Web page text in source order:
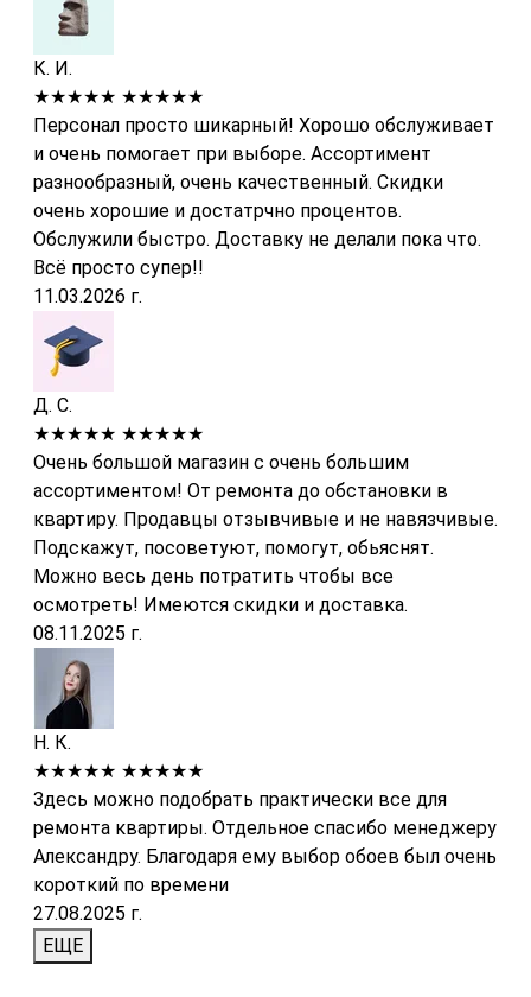
К. И.
★★★★★ ★★★★★
Персонал просто шикарный! Хорошо обслуживает
и очень помогает при выборе. Ассортимент
разнообразный, очень качественный. Скидки
очень хорошие и достатрчно процентов.
Обслужили быстро. Доставку не делали пока что.
Всё просто супер!!
11.03.2026 г.
Д. С.
★★★★★ ★★★★★
Очень большой магазин с очень большим
ассортиментом! От ремонта до обстановки в
квартиру. Продавцы отзывчивые и не навязчивые.
Подскажут, посоветуют, помогут, обьяснят.
Можно весь день потратить чтобы все
осмотреть! Имеются скидки и доставка.
08.11.2025 г.
Н. К.
★★★★★ ★★★★★
Здесь можно подобрать практически все для
ремонта квартиры. Отдельное спасибо менеджеру
Александру. Благодаря ему выбор обоев был очень
короткий по времени
27.08.2025 г.
ЕЩЕ